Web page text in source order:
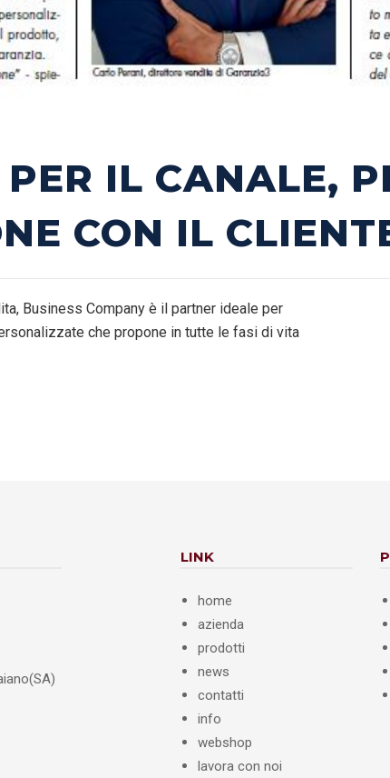
IL CANALE,
CON IL
Business Company è il partner ideale per
che propone in tutte le fasi di vita
LINK
home
azienda
prodotti
news
contatti
info
webshop
lavora con noi